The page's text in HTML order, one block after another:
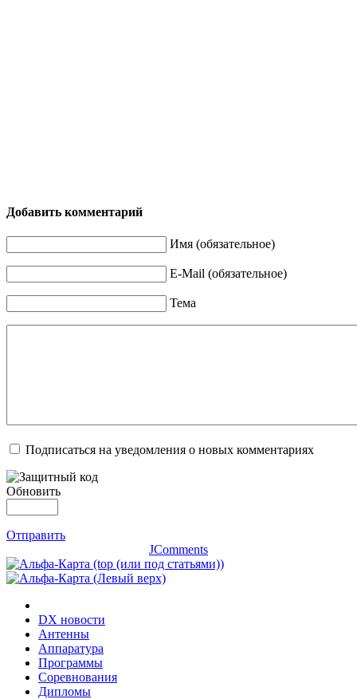
Добавить комментарий
Имя (обязательное)
E-Mail (обязательное)
Тема
Подписаться на уведомления о новых комментариях
Обновить
Отправить
JComments
DX новости
Антенны
Аппаратура
Программы
Соревнования
Дипломы